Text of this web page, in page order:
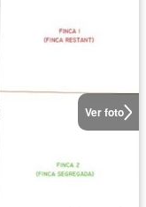
Ver foto